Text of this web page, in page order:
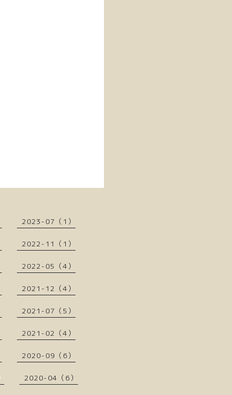
2023-07（1）
2022-11（1）
2022-05（4）
2021-12（4）
2021-07（5）
2021-02（4）
2020-09（6）
2020-04（6）